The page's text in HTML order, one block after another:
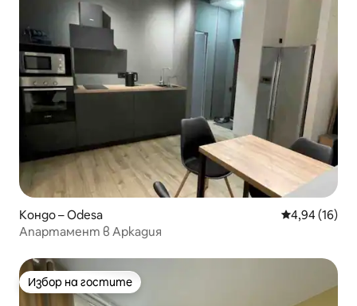
Кондо – Odesa Средна
4,94 (16)
Апартамент в Аркадия
Избор на гостите
Избор на гостите